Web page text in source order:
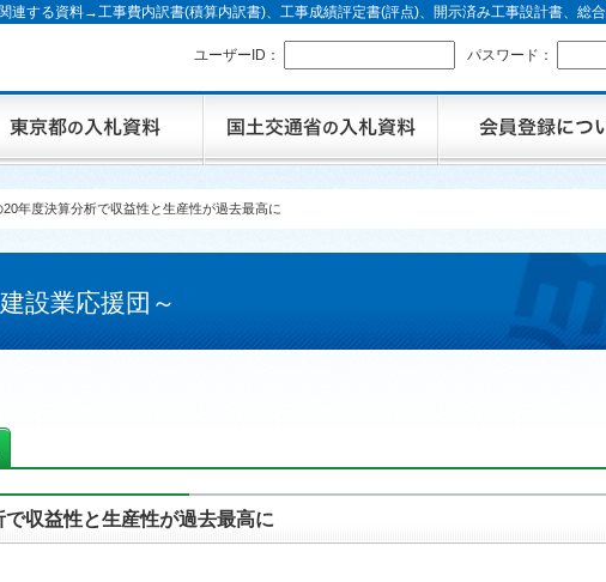
連する資料→工事費内訳書(積算内訳書)、工事成績評定書(評点)、開示済み工事設計書、総
ユーザーID：
パスワード：
年度決算分析で収益性と生産性が過去最高に
設業応援団～
収益性と生産性が過去最高に